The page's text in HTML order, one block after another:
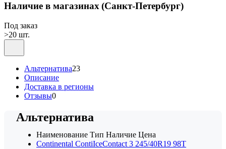
Наличие в магазинах(Санкт-Петербург)
Под заказ
>20 шт.
Альтернатива23
Описание
Доставка в регионы
Отзывы0
Альтернатива
Наименование Тип Наличие Цена
Continental ContiIceContact 3 245/40R19 98T